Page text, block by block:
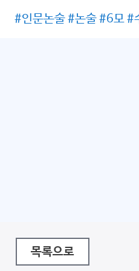
#인문논술 #논술 #6모 #
목록으로